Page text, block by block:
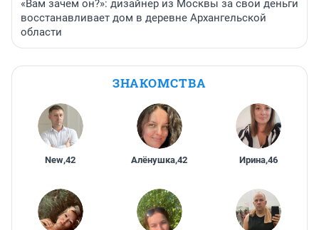
«Вам зачем он?»: дизайнер из Москвы за свои деньги
восстанавливает дом в деревне Архангельской
области
ЗНАКОМСТВА
New,42 Алёнушка,42 Ирина,46